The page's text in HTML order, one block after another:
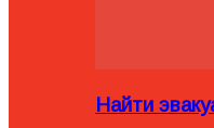
Найти